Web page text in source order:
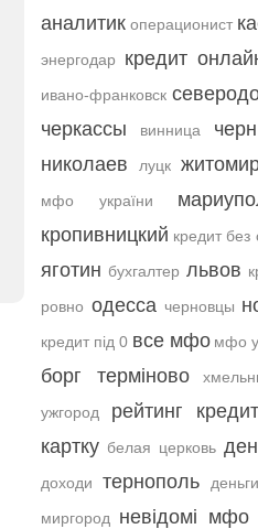
аналитик операционист
энергодар кредит
ивано-франковск
черкассы
винница
николаев
луцк
мфо україни
кропивницкий кредит
яготин бухгалтер львов
ровно одесса черновцы
кредит під 0 все мфо мфо
борг терміново
ужгород
рейтинг
картку белая церковь
доходи тернополь
миргород
невідомі мфо